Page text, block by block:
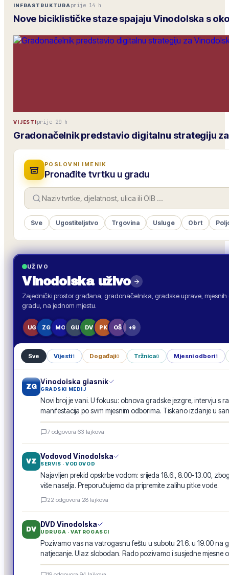
INFRASTRUKTURA prije 14 h
Nove biciklističke staze spajaju Vinodolska s
VIJESTIprije 20 h
Gradonačelnik predstavio digitalnu strategiju
POSLOVNI IMENIK
Pronađite tvrtku u gradu
Sve Ugostiteljstvo Trgovina Usluge Obrt
UŽIVO
Vinodolskauživo
Zajednički prostor građana, gradonačelnika, gradske uprave,
gradu, na jednom mjestu.
UG ZG MO GU DV PK OŠ +9
Sve Vijesti1 Događaji0 Tržnica0 Mjesni odbori1
ZG
Vinodolska glasnik
GRADSKI MEDIJ
Novi broj je vani. U fokusu: obnova gradske jezgre, intervju s
manifestacija po svim mjesnim odborima. Tiskano izdanje u
E-GLASILO
Vinodolska glasnik · lipanj 2026.
7 odgovora·63 lajkova
VZ
Vodovod Vinodolska
SERVIS · VODOVOD
Najavljen prekid opskrbe vodom: srijeda 18.6., 8.00-13.00,
više naselja. Preporučujemo da pripremite zalihu pitke vode.
22 odgovora·28 lajkova
DV
DVD Vinodolska
UDRUGA · VATROGASCI
Pozivamo vas na vatrogasnu feštu u subotu 21.6. u 19.00
natjecanje. Ulaz slobodan. Rado pozivamo i susjedne mjesne
Vatrogasna fešta · 21.6.